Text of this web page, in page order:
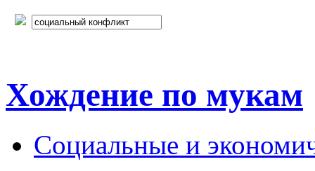
Хождение по мукам
Социальные и